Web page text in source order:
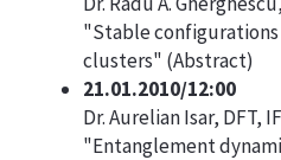
"Stable
clusters" (Abstract)
21.01.2010/12:00
Dr. Aurelian Isar, DFT,
"Entanglement